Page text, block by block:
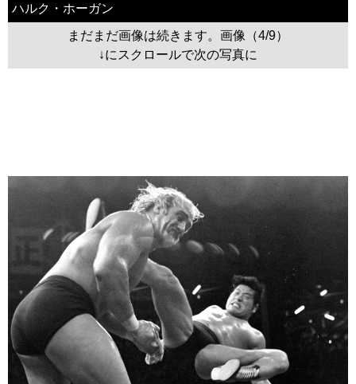
ハルク・ホーガン
まだまだ画像は続きます。画像（4/9）
↓にスクロールで次の写真に